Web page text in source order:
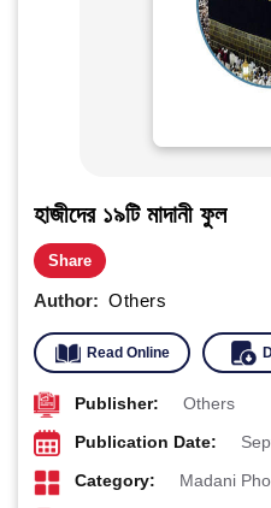
হাজীদের ১৯টি মাদানী ফুল
Share
Author: Others
Read Online
Publisher: Others
Publication Date:
Category: Madani